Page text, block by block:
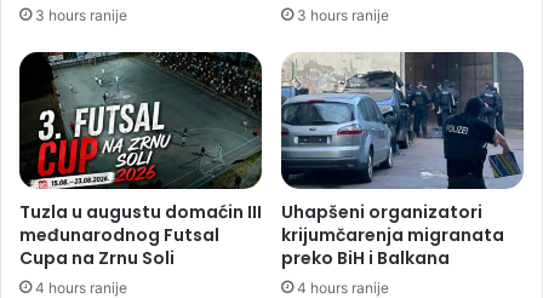
3 hours ranije 3 hours ranije
Tuzla u augustu domaćin III
međunarodnog Futsal
Cupa na Zrnu Soli
4 hours ranije
Uhapšeni organizatori
krijumčarenja migranata
preko BiH i Balkana
4 hours ranije